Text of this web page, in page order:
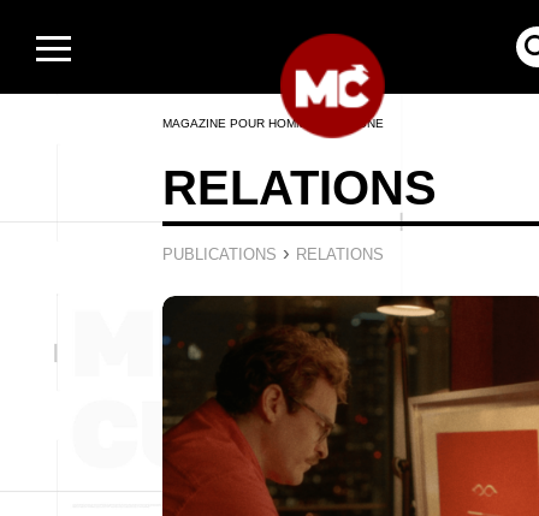
MAGAZINE POUR HOMMES EN LIGNE
RELATIONS
PUBLICATIONS › RELATIONS